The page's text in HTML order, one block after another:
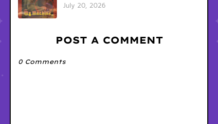
July 20, 2026
POST A COMMENT
0 Comments